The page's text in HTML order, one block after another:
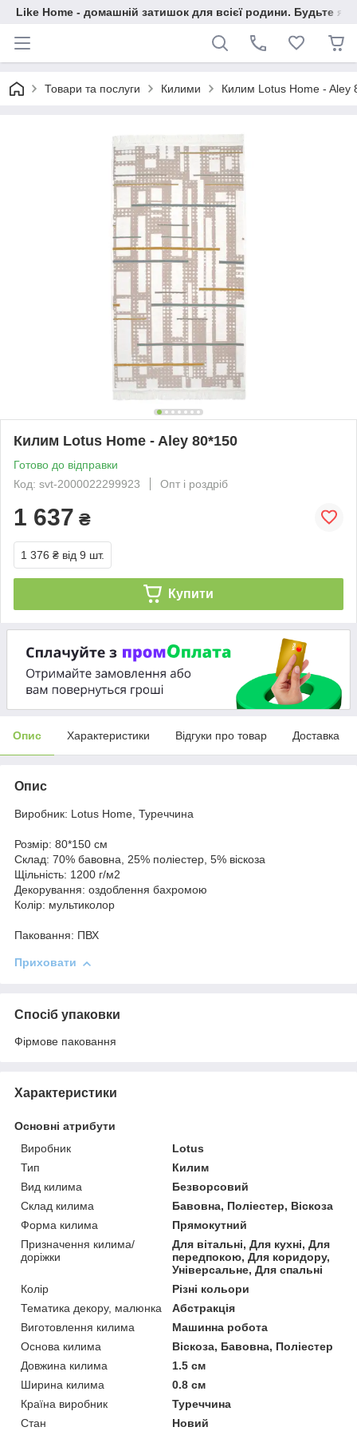
Like Home - домашній затишок для всієї родини. Будьте як
Товари та послуги Килими Килим Lotus Home - Aley
Килим Lotus Home - Aley 80*150
Готово до відправки
Код: svt-2000022299923
Опт і роздріб
1 637 ₴
1 376 ₴ від 9 шт.
Купити
Опис Характеристики Відгуки про товар Доставка
Опис
Виробник: Lotus Home, Туреччина
Розмір: 80*150 см
Склад: 70% бавовна, 25% поліестер, 5% віскоза
Щільність: 1200 г/м2
Декорування: оздоблення бахромою
Колір: мультиколор
Паковання: ПВХ
Приховати
Спосіб упаковки
Фірмове паковання
Характеристики
Основні атрибути
Виробник
Lotus
Тип
Килим
Вид килима
Безворсовий
Склад килима
Бавовна, Поліестер, Віскоза
Форма килима
Прямокутний
Призначення килима/
доріжки
Для вітальні, Для кухні, Для
передпокою, Для коридору,
Універсальне, Для спальні
Колір
Різні кольори
Тематика декору, малюнка
Абстракція
Виготовлення килима
Машинна робота
Основа килима
Віскоза, Бавовна, Поліестер
Довжина килима
1.5 см
Ширина килима
0.8 см
Країна виробник
Туреччина
Стан
Новий